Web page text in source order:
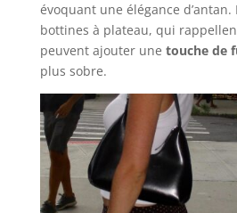
évoquant une élégance d’antan.
bottines à plateau, qui
peuvent ajouter une touche de
plus sobre.